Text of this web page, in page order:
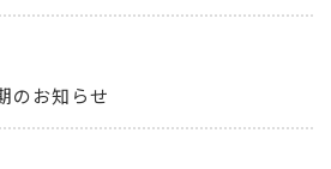
のお知らせ